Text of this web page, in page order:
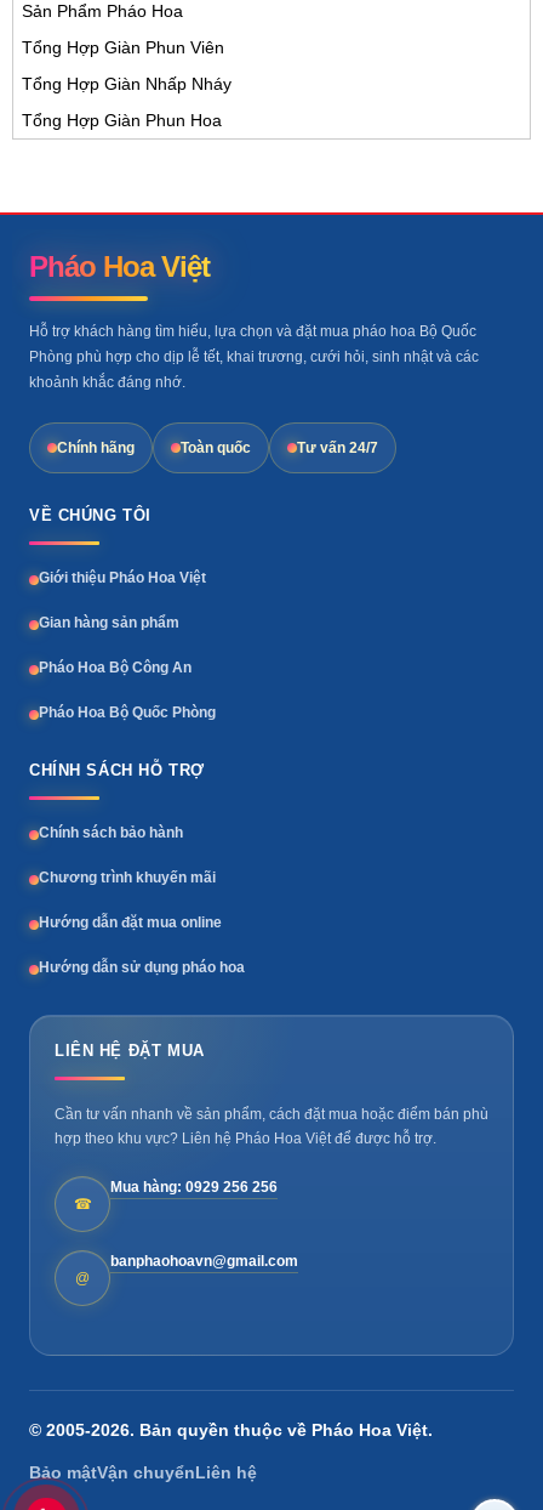
Sản Phẩm Pháo Hoa
Tổng Hợp Giàn Phun Viên
Tổng Hợp Giàn Nhấp Nháy
Tổng Hợp Giàn Phun Hoa
Pháo Hoa Việt
Hỗ trợ khách hàng tìm hiểu, lựa chọn và đặt mua pháo hoa Bộ Quốc
Phòng phù hợp cho dịp lễ tết, khai trương, cưới hỏi, sinh nhật và các
khoảnh khắc đáng nhớ.
Chính hãng Toàn quốc Tư vấn 24/7
VỀ CHÚNG TÔI
Giới thiệu Pháo Hoa Việt
Gian hàng sản phẩm
Pháo Hoa Bộ Công An
Pháo Hoa Bộ Quốc Phòng
CHÍNH SÁCH HỖ TRỢ
Chính sách bảo hành
Chương trình khuyến mãi
Hướng dẫn đặt mua online
Hướng dẫn sử dụng pháo hoa
LIÊN HỆ ĐẶT MUA
Cần tư vấn nhanh về sản phẩm, cách đặt mua hoặc điểm bán phù
hợp theo khu vực? Liên hệ Pháo Hoa Việt để được hỗ trợ.
☎
Mua hàng: 0929 256 256
@
banphaohoavn@gmail.com
© 2005-2026. Bản quyền thuộc về Pháo Hoa Việt.
Bảo mậtVận chuyểnLiên hệ